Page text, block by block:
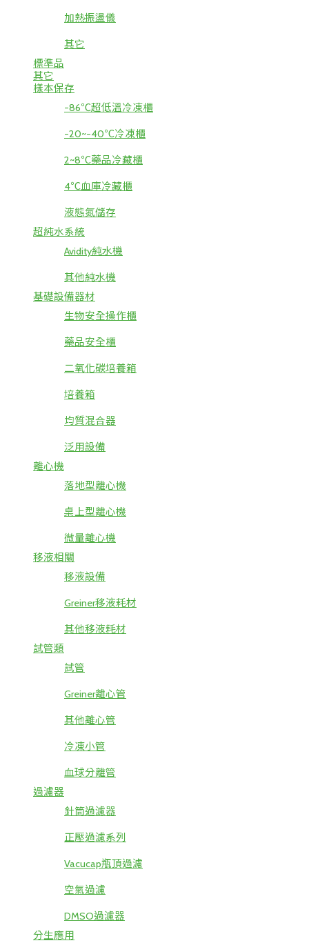
加熱振盪儀
其它
標準品
其它
樣本保存
-86℃超低溫冷凍櫃
-20~-40℃冷凍櫃
2~8℃藥品冷藏櫃
4℃血庫冷藏櫃
液態氮儲存
超純水系統
Avidity純水機
其他純水機
基礎設備器材
生物安全操作櫃
藥品安全櫃
二氧化碳培養箱
培養箱
均質混合器
泛用設備
離心機
落地型離心機
桌上型離心機
微量離心機
移液相關
移液設備
Greiner移液耗材
其他移液耗材
試管類
試管
Greiner離心管
其他離心管
冷凍小管
血球分離管
過濾器
針筒過濾器
正壓過濾系列
Vacucap瓶頂過濾
空氣過濾
DMSO過濾器
分生應用